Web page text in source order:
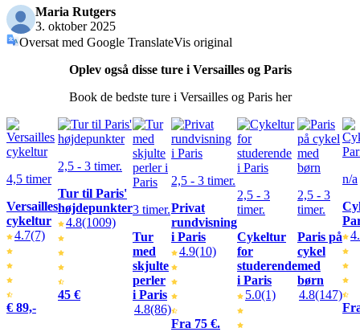
Maria Rutgers
3. oktober 2025
Oversat med Google TranslateVis original
Oplev også disse ture i Versailles og Paris
Book de bedste ture i Versailles og Paris her
4,5 timer
Versailles
cykeltur
4.7(7)
€ 89,-
2,5 - 3 timer.
Tur til Paris'
højdepunkter
4.8(1009)
45 €
3 timer.
Tur
med
skjulte
perler
i Paris
4.8(86)
2,5 - 3 timer.
Privat
rundvisning
i Paris
4.9(10)
Fra 75 €.
2,5 - 3
timer.
Cykeltur
for
studerende
i Paris
5.0(1)
2,5 - 3
timer.
Paris på
cykel
med
børn
4.8(147)
n/a